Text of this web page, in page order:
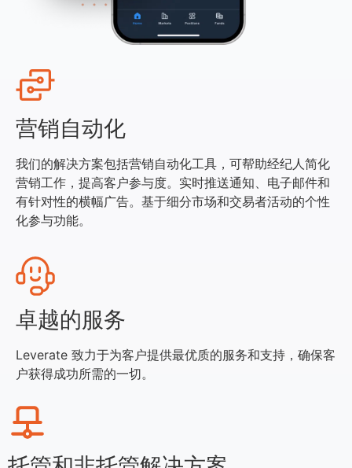
营销自动化
我们的解决方案包括营销自动化工具，可帮助经纪人简化
营销工作，提高客户参与度。实时推送通知、电子邮件和
有针对性的横幅广告。基于细分市场和交易者活动的个性
化参与功能。
卓越的服务
Leverate 致力于为客户提供最优质的服务和支持，确保客
户获得成功所需的一切。